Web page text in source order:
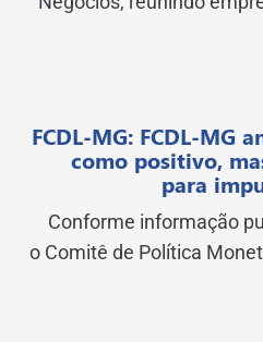
FCDL-MG: FCDL-MG
como positivo,
para
Conforme informação
o Comitê de Política